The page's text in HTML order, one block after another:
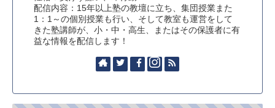
配信内容：15年以上塾の教壇に立ち、集団授業また
1：1～の個別授業も行い、そして教室も運営をして
きた塾講師が、小・中・高生、またはその保護者に有
益な情報を配信します！